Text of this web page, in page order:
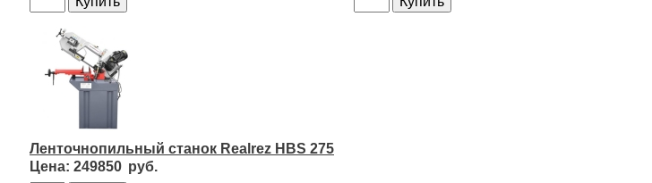
Ленточнопильный станок Realrez HBS 275
249850